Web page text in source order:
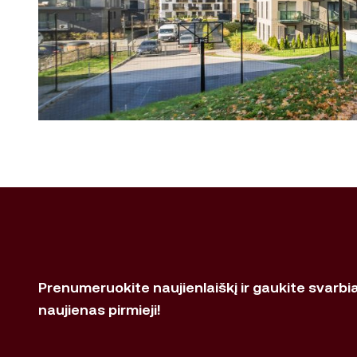
Prenumeruokite naujienlaiškį ir gaukite
naujienas pirmieji!